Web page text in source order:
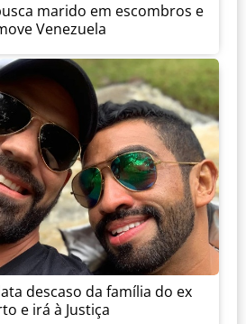
marido em escombros e
Venezuela
descaso da família do ex
e irá à Justiça